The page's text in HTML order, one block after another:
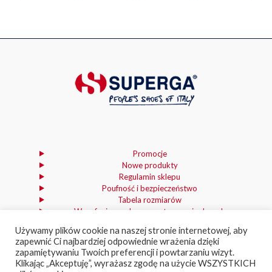
na
stronie
na
na
Promocje
Nowe produkty
Regulamin sklepu
Poufność i bezpieczeństwo
Tabela rozmiarów
Wycofanie zgody na przetwarzanie danych
Używamy plików cookie na naszej stronie internetowej, aby
zapewnić Ci najbardziej odpowiednie wrażenia dzięki
zapamiętywaniu Twoich preferencji i powtarzaniu wizyt.
Klikając „Akceptuję”, wyrażasz zgodę na użycie WSZYSTKICH